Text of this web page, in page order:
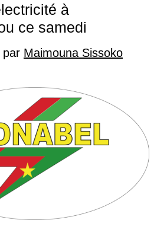
à
ce samedi
par Maimouna Sissoko